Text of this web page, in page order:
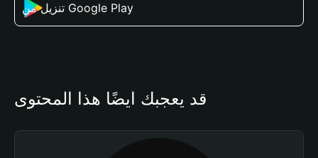
تنزيل من Google Play
قد يعجبك أيضًا هذا المحتوى